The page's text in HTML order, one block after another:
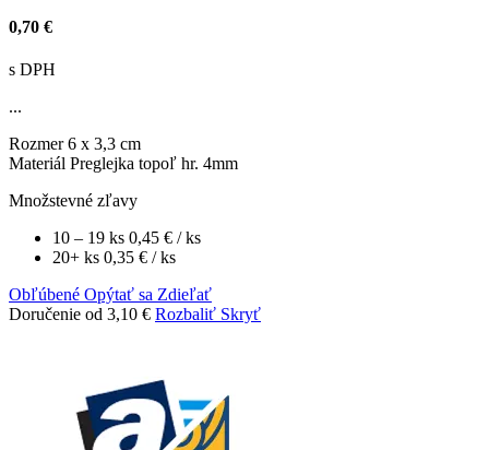
0,70 €
s DPH
...
Rozmer 6 x 3,3 cm
Materiál Preglejka topoľ hr. 4mm
Množstevné zľavy
10 – 19 ks 0,45 € / ks
20+ ks 0,35 € / ks
Obľúbené Opýtať sa Zdieľať
Doručenie od 3,10 € Rozbaliť Skryť